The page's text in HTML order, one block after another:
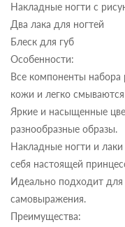
Накладные ногти с
Два лака для ногтей
Блеск для губ
Особенности:
Все компоненты набора
кожи и легко
Яркие и насыщенные
разнообразные образы.
Накладные ногти и
себя настоящей
Идеально подходит для
самовыражения.
Преимущества: